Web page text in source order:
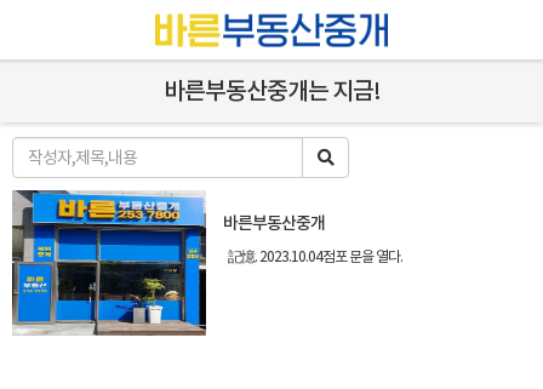
바른부동산중개는 지금!
바른부동산중개
記憶. 2023.10.04 ​ 점포 문을 열다.